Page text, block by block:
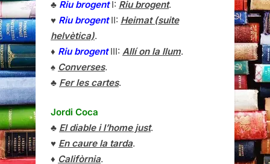
♣ Riu brogentI: Riu brogent.
♥ Riu brogentII: Heimat (suite
helvètica).
♦ Riu brogentIII: Allí on la llum.
♠ Converses.
♣ Fer les cartes.
Jordi Coca
♣ El diable i l’home just.
♥ En caure la tarda.
♦ Califòrnia.